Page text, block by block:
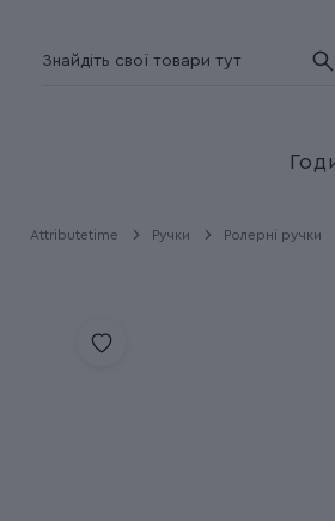
Attributetime Ручки Ролерні ручки